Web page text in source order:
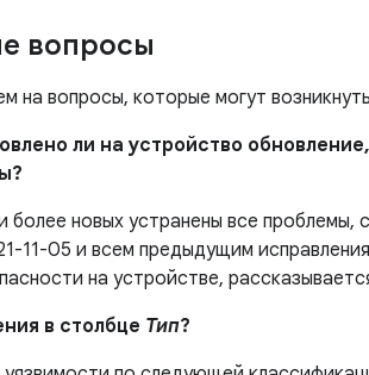
вопросы
на вопросы, которые могут
ли на устройство
более новых устранены все
11-05 и всем предыдущим
на устройстве,
в столбце Тип?